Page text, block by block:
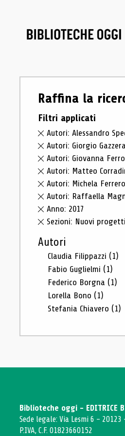
Raffina la
Filtri applicati
Autori: Alessandro
Autori: Giorgio Gazzera
Autori: Giovanna Ferro
Autori: Matteo
Autori: Michela Ferrero
Autori: Raffaella
Anno: 2017
Sezioni: Nuovi progetti
Autori
Claudia Filippazzi (1)
Fabio Guglielmi (1)
Federico Borgna (1)
Lorella Bono (1)
Stefania Chiavero (1)
Biblioteche oggi - EDITRICE
Sede legale: Via Lesmi 6 -
P.IVA, C.F. 01823660152